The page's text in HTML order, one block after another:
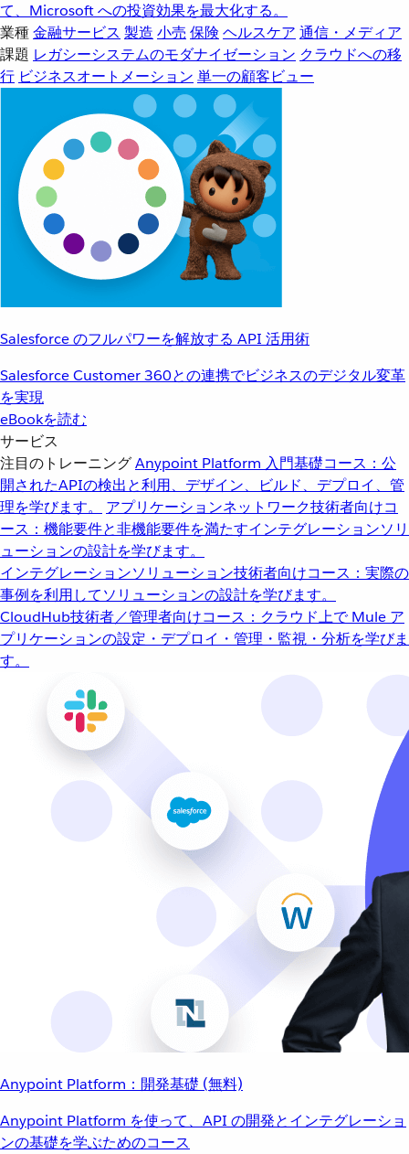
て、Microsoft への投資効果を最大化する。
業種金融サービス 製造 小売 保険 ヘルスケア 通信・メディア
課題 レガシーシステムのモダナイゼーション クラウドへの移
行 ビジネスオートメーション 単一の顧客ビュー
Salesforce のフルパワーを解放する API 活用術
Salesforce Customer 360との連携でビジネスのデジタル変革
を実現
eBookを読む
サービス
注目のトレーニングAnypoint Platform 入門基礎コース：公
開されたAPIの検出と利用、デザイン、ビルド、デプロイ、管
理を学びます。
アプリケーションネットワーク技術者向けコ
ース：機能要件と非機能要件を満たすインテグレーションソリ
ューションの設計を学びます。
インテグレーションソリューション技術者向けコース：実際の
事例を利用してソリューションの設計を学びます。
CloudHub技術者／管理者向けコース：クラウド上で Mule ア
プリケーションの設定・デプロイ・管理・監視・分析を学びま
す。
Anypoint Platform：開発基礎 (無料)
Anypoint Platform を使って、API の開発とインテグレーショ
ンの基礎を学ぶためのコース